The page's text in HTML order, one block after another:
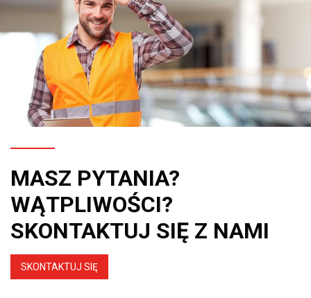
MASZ PYTANIA?
WĄTPLIWOŚCI?
SKONTAKTUJ SIĘ Z NAMI
SKONTAKTUJ SIĘ